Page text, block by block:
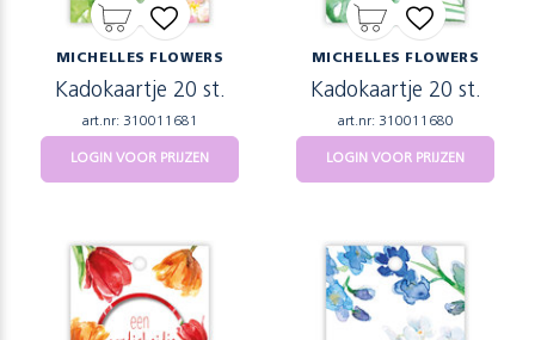
MICHELLES FLOWERS
Kadokaartje 20 st.
art.nr: 310011681
LOGIN VOOR PRIJZEN
MICHELLES FLOWERS
Kadokaartje 20 st.
art.nr: 310011680
LOGIN VOOR PRIJZEN